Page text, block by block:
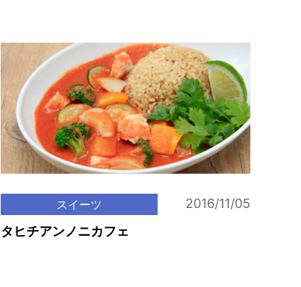
スイーツ 2016/11/05
タヒチアンノニカフェ